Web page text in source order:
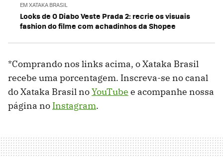
EM XATAKA BRASIL
Looks de O Diabo Veste Prada 2: recrie os visuais
fashion do filme com achadinhos da Shopee
*Comprando nos links acima, o Xataka Brasil
recebe uma porcentagem. Inscreva-se no canal
do Xataka Brasil noYouTube e acompanhe nossa
página no Instagram.